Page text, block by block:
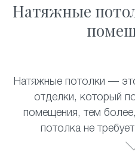
Натяжные
Натяжные потолки —
отделки, который
помещения, тем
потолка не
выравнивания